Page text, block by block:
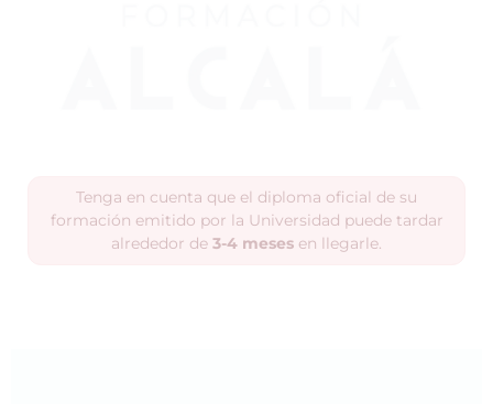
Tenga en cuenta que el diploma oficial de su
formación emitido por la Universidad puede tardar
alrededor de 3-4 meses en llegarle.